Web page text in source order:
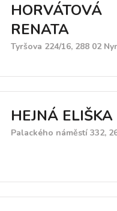
HORVÁTOVÁ
RENATA
Tyršova 224/16, 288 02
HEJNÁ ELIŠKA
Palackého náměstí 332,